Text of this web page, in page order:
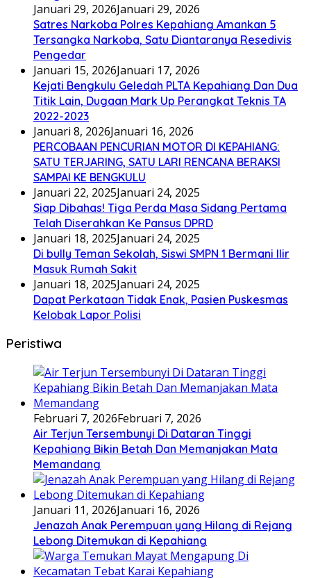
Januari 29, 2026Januari 29, 2026
Satres Narkoba Polres Kepahiang Amankan 5
Tersangka Narkoba, Satu Diantaranya Resedivis
Pengedar
Januari 15, 2026Januari 17, 2026
Kejati Bengkulu Geledah PLTA Kepahiang Dan Dua
Titik Lain, Dugaan Mark Up Perangkat Teknis TA
2022-2023
Januari 8, 2026Januari 16, 2026
PERCOBAAN PENCURIAN MOTOR DI KEPAHIANG:
SATU TERJARING, SATU LARI RENCANA BERAKSI
SAMPAI KE BENGKULU
Januari 22, 2025Januari 24, 2025
Siap Dibahas! Tiga Perda Masa Sidang Pertama
Telah Diserahkan Ke Pansus DPRD
Januari 18, 2025Januari 24, 2025
Di bully Teman Sekolah, Siswi SMPN 1 Bermani Ilir
Masuk Rumah Sakit
Januari 18, 2025Januari 24, 2025
Dapat Perkataan Tidak Enak, Pasien Puskesmas
Kelobak Lapor Polisi
Peristiwa
Februari 7, 2026Februari 7, 2026
Air Terjun Tersembunyi Di Dataran Tinggi
Kepahiang Bikin Betah Dan Memanjakan Mata
Memandang
Januari 11, 2026Januari 16, 2026
Jenazah Anak Perempuan yang Hilang di Rejang
Lebong Ditemukan di Kepahiang